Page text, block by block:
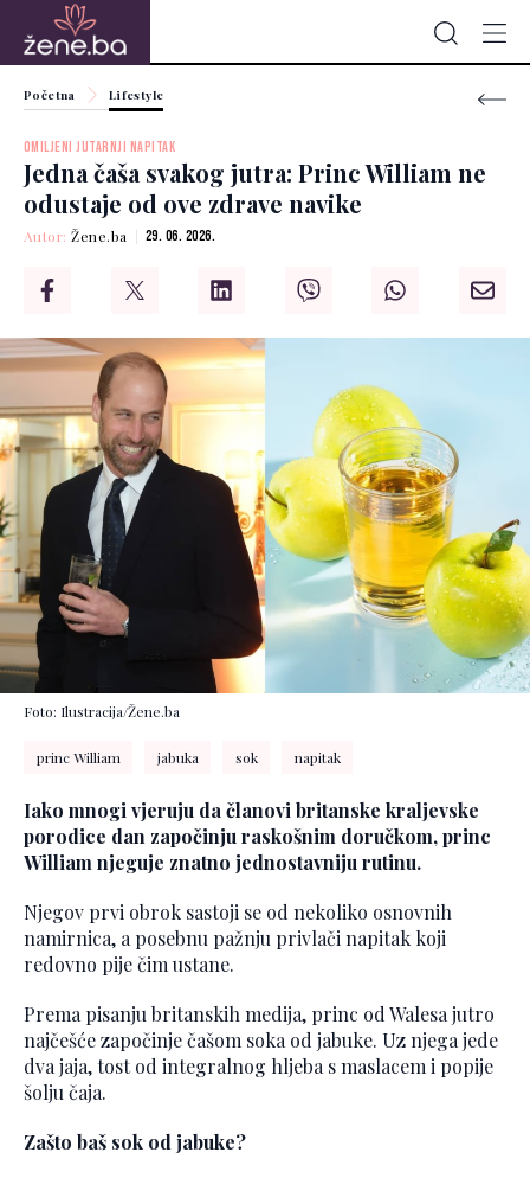
Početna Lifestyle
OMILJENI JUTARNJI NAPITAK
Jedna čaša svakog jutra: Princ William ne
odustaje od ove zdrave navike
Autor:Žene.ba 29. 06. 2026.
Foto: Ilustracija/Žene.ba
princ William jabuka sok napitak
Iako mnogi vjeruju da članovi britanske kraljevske
porodice dan započinju raskošnim doručkom, princ
William njeguje znatno jednostavniju rutinu.
Njegov prvi obrok sastoji se od nekoliko osnovnih
namirnica, a posebnu pažnju privlači napitak koji
redovno pije čim ustane.
Prema pisanju britanskih medija, princ od Walesa jutro
najčešće započinje čašom soka od jabuke. Uz njega jede
dva jaja, tost od integralnog hljeba s maslacem i popije
šolju čaja.
Zašto baš sok od jabuke?